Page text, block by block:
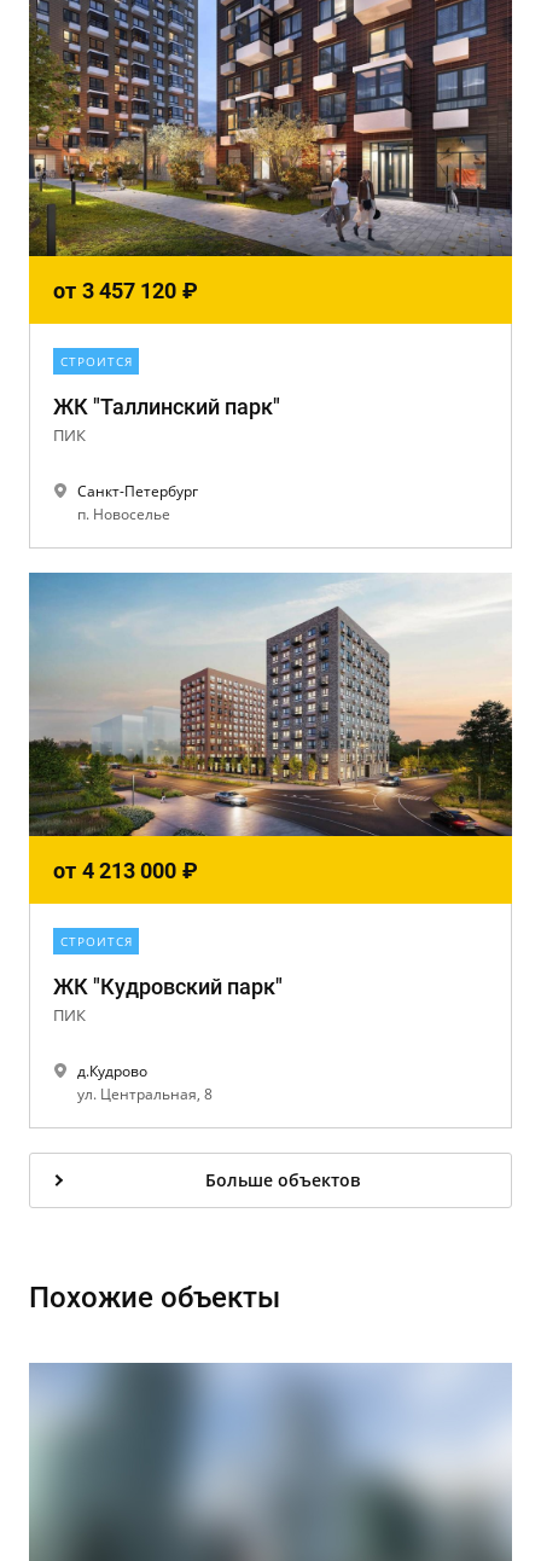
от 3 457 120 ₽
СТРОИТСЯ
ЖК "Таллинский парк"
ПИК
Санкт-Петербург
п. Новоселье
от 4 213 000 ₽
СТРОИТСЯ
ЖК "Кудровский парк"
ПИК
д.Кудрово
ул. Центральная, 8
Больше объектов
Похожие объекты